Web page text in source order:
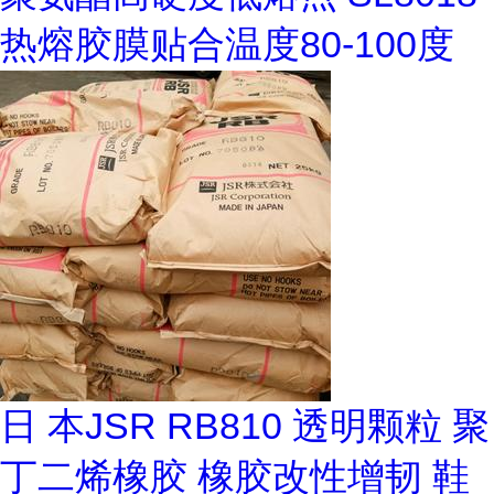
热熔胶膜贴合温度80-100度
日 本JSR RB810 透明颗粒 聚
丁二烯橡胶 橡胶改性增韧 鞋